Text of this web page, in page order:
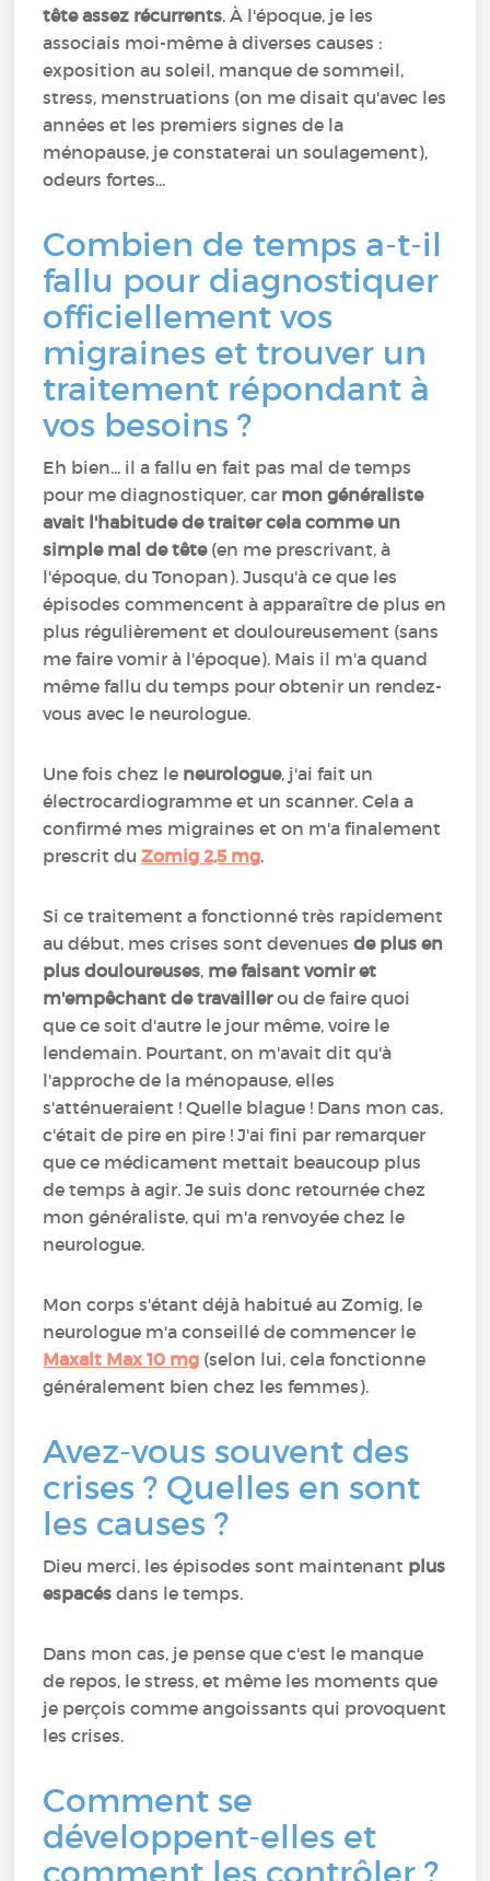
tête assez récurrents. À l'époque, je les
associais moi-même à diverses causes :
exposition au soleil, manque de sommeil,
stress, menstruations (on me disait qu'avec les
années et les premiers signes de la
ménopause, je constaterai un soulagement),
odeurs fortes...
Combien de temps a-t-il
fallu pour diagnostiquer
officiellement vos
migraines et trouver un
traitement répondant à
vos besoins ?
Eh bien... il a fallu en fait pas mal de temps
pour me diagnostiquer, car mon généraliste
avait l'habitude de traiter cela comme un
simple mal de tête(en me prescrivant, à
l'époque, du Tonopan). Jusqu'à ce que les
épisodes commencent à apparaître de plus en
plus régulièrement et douloureusement (sans
me faire vomir à l'époque). Mais il m'a quand
même fallu du temps pour obtenir un rendez-
vous avec le neurologue.
Une fois chez le neurologue, j'ai fait un
électrocardiogramme et un scanner. Cela a
confirmé mes migraines et on m'a finalement
prescrit duZomig 2,5 mg.
Si ce traitement a fonctionné très rapidement
au début, mes crises sont devenuesde plus en
plus douloureuses, me faisant vomir et
m'empêchant de travaillerou de faire quoi
que ce soit d'autre le jour même, voire le
lendemain. Pourtant, on m'avait dit qu'à
l'approche de la ménopause, elles
s'atténueraient ! Quelle blague ! Dans mon cas,
c'était de pire en pire ! J'ai fini par remarquer
que ce médicament mettait beaucoup plus
de temps à agir. Je suis donc retournée chez
mon généraliste, qui m'a renvoyée chez le
neurologue.
Mon corps s'étant déjà habitué au Zomig, le
neurologue m'a conseillé de commencer le
Maxalt Max 10 mg (selon lui, cela fonctionne
généralement bien chez les femmes).
Avez-vous souvent des
crises ? Quelles en sont
les causes ?
Dieu merci, les épisodes sont maintenant plus
espacés dans le temps.
Dans mon cas, je pense que c'est le manque
de repos, le stress, et même les moments que
je perçois comme angoissants qui provoquent
les crises.
Comment se
développent-elles et
comment les contrôler ?